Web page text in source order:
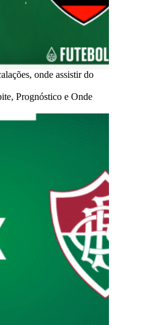
onde assistir do
Prognóstico e Onde